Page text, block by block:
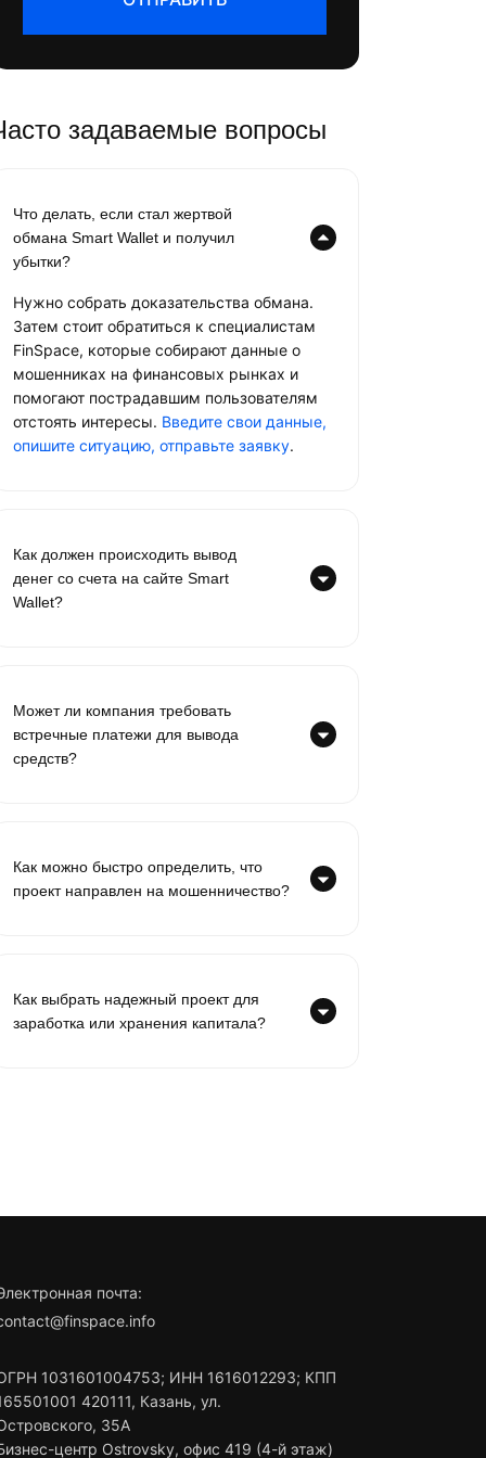
задаваемые вопросы
Что делать, если стал жертвой
обмана Smart Wallet и получил
убытки?
Нужно собрать доказательства обмана.
Затем стоит обратиться к специалистам
FinSpace, которые собирают данные о
мошенниках на финансовых рынках и
помогают пострадавшим пользователям
отстоять интересы. Введите свои данные,
опишите ситуацию, отправьте заявку.
Как должен происходить вывод
денег со счета на сайте Smart
Wallet?
Может ли компания требовать
встречные платежи для вывода
средств?
Как можно быстро определить, что
проект направлен на мошенничество?
Как выбрать надежный проект для
заработка или хранения капитала?
почта:
1031601004753; ИНН 1616012293; КПП
420111, Казань, ул.
35А
центр Ostrovsky, офис 419 (4-й этаж)